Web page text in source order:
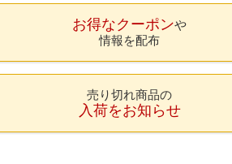
お得なクーポン
情報を配布
売り切れ商品の
入荷をお知らせ